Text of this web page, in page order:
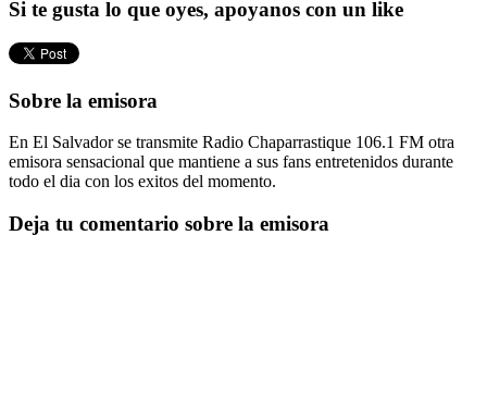
Si te gusta lo que oyes, apoyanos con un like
Sobre la emisora
En El Salvador se transmite Radio Chaparrastique 106.1 FM otra
emisora sensacional que mantiene a sus fans entretenidos durante
todo el dia con los exitos del momento.
Deja tu comentario sobre la emisora